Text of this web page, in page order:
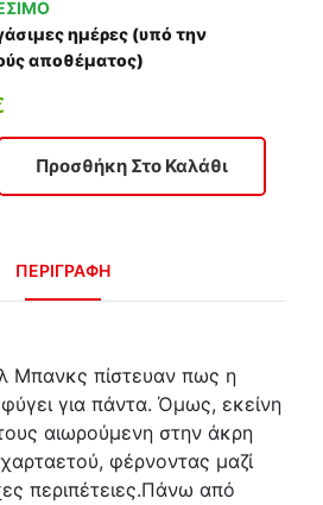
ημέρες (υπό την
αποθέματος)
ΠΕΡΙΓΡΑΦΗ
Μπανκς πίστευαν πως η
για πάντα. Όμως, εκείνη
αιωρούμενη στην άκρη
φέρνοντας μαζί
περιπέτειες.Πάνω από